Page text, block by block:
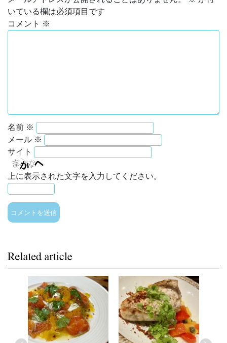
いている欄は必須項目です
コメント ※
名前 ※
メール ※
サイト
上に表示された文字を入力してください。